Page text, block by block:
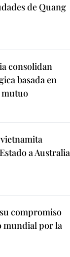
de Quang
consolidan
basada en
mutuo
a Australia
compromiso
mundial por la